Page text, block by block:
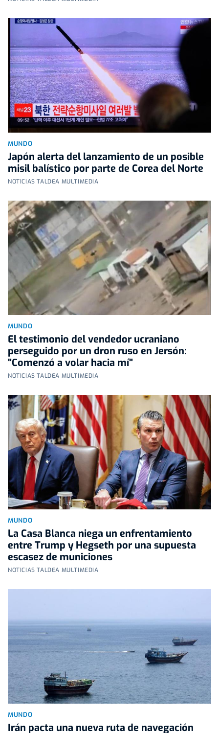
MUNDO
Japón alerta del lanzamiento de un posible
misil balístico por parte de Corea del Norte
NOTICIAS TALDEA MULTIMEDIA
MUNDO
El testimonio del vendedor ucraniano
perseguido por un dron ruso en Jersón:
"Comenzó a volar hacia mí"
NOTICIAS TALDEA MULTIMEDIA
MUNDO
La Casa Blanca niega un enfrentamiento
entre Trump y Hegseth por una supuesta
escasez de municiones
NOTICIAS TALDEA MULTIMEDIA
MUNDO
Irán pacta una nueva ruta de navegación